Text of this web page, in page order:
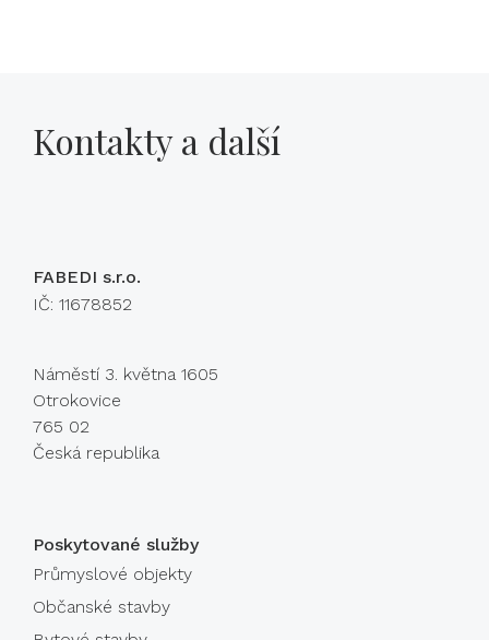
Kontakty a další
Poskytované služby
Průmyslové objekty
Občanské stavby
FABEDI s.r.o.
IČ: 11678852
Náměstí 3. května 1605
Otrokovice
765 02
Česká republika